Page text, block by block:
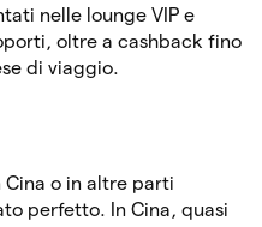
nelle lounge VIP e
oltre a cashback fino
di viaggio.
Cina o in altre parti
perfetto. In Cina, quasi